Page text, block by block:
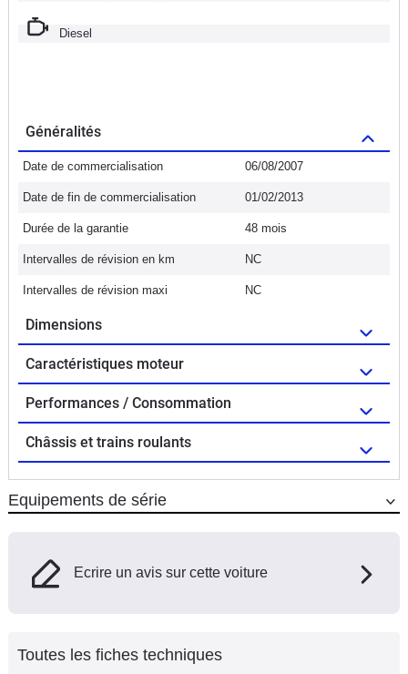
Diesel
Généralités
Date de commercialisation 06/08/2007
Date de fin de commercialisation 01/02/2013
Durée de la garantie 48 mois
Intervalles de révision en km NC
Intervalles de révision maxi NC
Dimensions
Caractéristiques moteur
Performances / Consommation
Châssis et trains roulants
Equipements de série
Ecrire un avis sur cette voiture
Toutes les fiches techniques